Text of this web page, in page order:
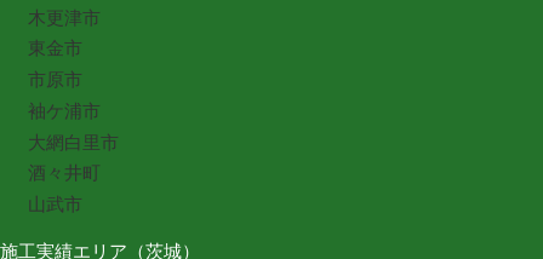
木更津市
東金市
市原市
袖ケ浦市
大網白里市
酒々井町
山武市
施工実績エリア（茨城）